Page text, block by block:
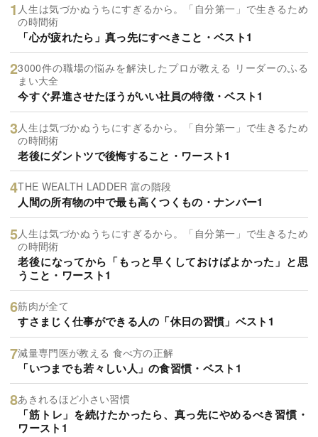
人生は気づかぬうちにすぎるから。「自分第一」で生きるため
の時間術
「心が疲れたら」真っ先にすべきこと・ベスト1
3000件の職場の悩みを解決したプロが教える リーダーのふる
まい大全
今すぐ昇進させたほうがいい社員の特徴・ベスト1
人生は気づかぬうちにすぎるから。「自分第一」で生きるため
の時間術
老後にダントツで後悔すること・ワースト1
THE WEALTH LADDER 富の階段
人間の所有物の中で最も高くつくもの・ナンバー1
人生は気づかぬうちにすぎるから。「自分第一」で生きるため
の時間術
老後になってから「もっと早くしておけばよかった」と思
うこと・ワースト1
筋肉が全て
すさまじく仕事ができる人の「休日の習慣」ベスト1
減量専門医が教える 食べ方の正解
「いつまでも若々しい人」の食習慣・ベスト1
あきれるほど小さい習慣
「筋トレ」を続けたかったら、真っ先にやめるべき習慣・
ワースト1